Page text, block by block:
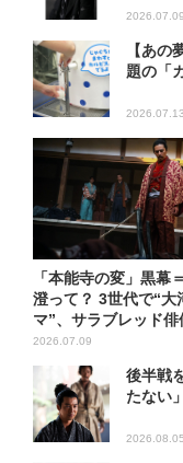
2026.07.09
【あ
題の「
2026.07.13
「本能寺の変」黒幕
澄って？ 3世代で“大
マ”、サラブレッド俳
熱...
2026.07.09
後半戦
たない
2026.08.05